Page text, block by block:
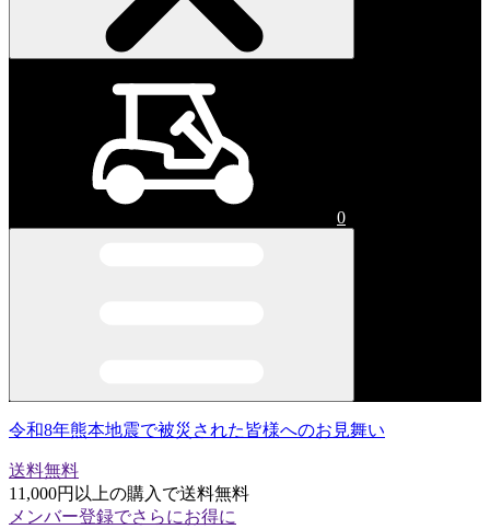
0
令和8年熊本地震で被災された皆様へのお見舞い
送料無料
11,000円以上の購入で送料無料
メンバー登録でさらにお得に